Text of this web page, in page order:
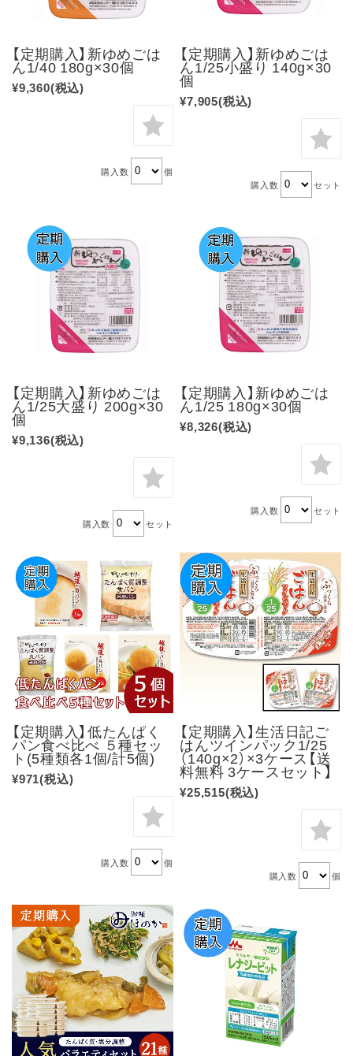
【定期購入】新ゆめごは
ん1/40 180g×30個
¥9,360(税込)
購入数 個
【定期購入】新ゆめごは
ん1/25小盛り 140g×30
個
¥7,905(税込)
購入数 セット
【定期購入】新ゆめごは
ん1/25大盛り 200g×30
個
¥9,136(税込)
購入数 セット
【定期購入】新ゆめごは
ん1/25 180g×30個
¥8,326(税込)
購入数 セット
【定期購入】低たんぱく
パン食べ比べ ５種セッ
ト(5種類各1個/計5個)
¥971(税込)
購入数 個
【定期購入】生活日記ご
はんツインパック1/25
（140g×2）×3ケース【送
料無料 3ケースセット】
¥25,515(税込)
購入数 個